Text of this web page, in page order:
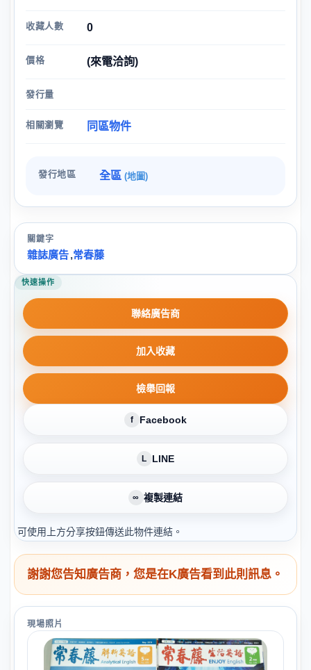
收藏人數 0
價格 (來電洽詢)
發行量
相關瀏覽 同區物件
發行地區 全區 (地圖)
關鍵字
雜誌廣告,常春藤
快速操作
聯絡廣告商
加入收藏
檢舉回報
f Facebook
L LINE
∞ 複製連結
可使用上方分享按鈕傳送此物件連結。
謝謝您告知廣告商，您是在K廣告看到此則訊息。
現場照片